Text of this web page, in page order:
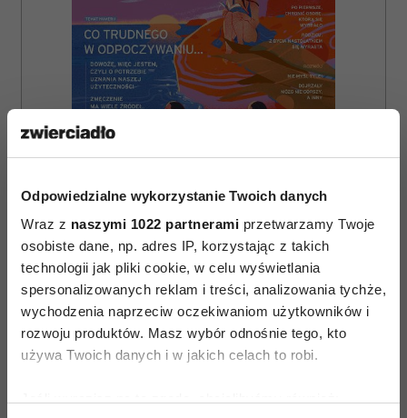
Odpowiedzialne wykorzystanie Twoich danych
Wraz z naszymi 1022 partnerami przetwarzamy Twoje
osobiste dane, np. adres IP, korzystając z takich
technologii jak pliki cookie, w celu wyświetlania
spersonalizowanych reklam i treści, analizowania tychże,
wychodzenia naprzeciw oczekiwaniom użytkowników i
rozwoju produktów. Masz wybór odnośnie tego, kto
używa Twoich danych i w jakich celach to robi.
ZAMÓW
WYDANIE DRUKOWANE
E-WYDANIE